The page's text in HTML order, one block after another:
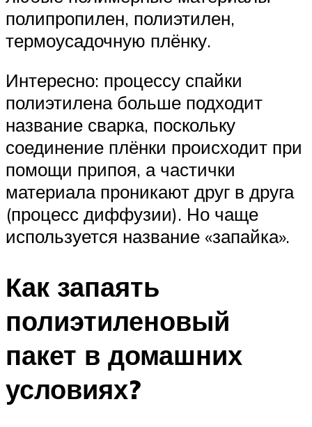
полипропилен, полиэтилен,
термоусадочную плёнку.
Интересно: процессу спайки
полиэтилена больше подходит
название сварка, поскольку
соединение плёнки происходит при
помощи припоя, а частички
материала проникают друг в друга
(процесс диффузии). Но чаще
используется название «запайка».
Как запаять
полиэтиленовый
пакет в домашних
условиях?